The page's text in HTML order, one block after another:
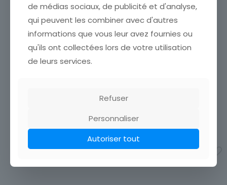
CPA REPRO FEMME NU L
ORIENTALE
vos frais de port. Attendez
[…]
5,00€
CARTE POSTALE PEPSY PIN
UP FEMME NU DAILY GIRL
vos frais de port. Attendez
frais de port
4,00€
Ajouter au panier
de médias sociaux, de publicité et d'analyse,
qui peuvent les combiner avec d'autres
informations que vous leur avez fournies ou
qu'ils ont collectées lors de votre utilisation
de leurs services.
Refuser
Personnaliser
Autoriser tout